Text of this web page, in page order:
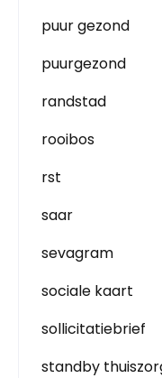
puur gezond
puurgezond
randstad
rooibos
rst
saar
sevagram
sociale kaart
sollicitatiebrief
standby